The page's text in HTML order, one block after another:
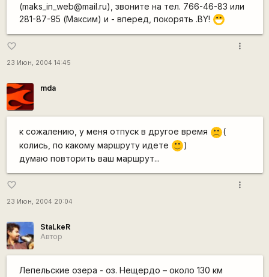
(maks_in_web@mail.ru), звоните на тел. 766-46-83 или
281-87-95 (Максим) и - вперед, покорять .BY! :D
favorite_border
23 Июн, 2004 14:45
more_vert
mda
к сожалению, у меня отпуск в другое время :( (
колись, по какому маршруту идете
:) )
думаю повторить ваш маршрут...
favorite_border
23 Июн, 2004 20:04
more_vert
StaLkeR
Автор
Лепельские озера - оз. Нещердо – около 130 км